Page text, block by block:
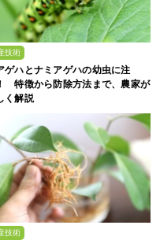
技術
ゲハとナミアゲハの幼虫に注
特徴から防除方法まで、農家が
く解説
技術